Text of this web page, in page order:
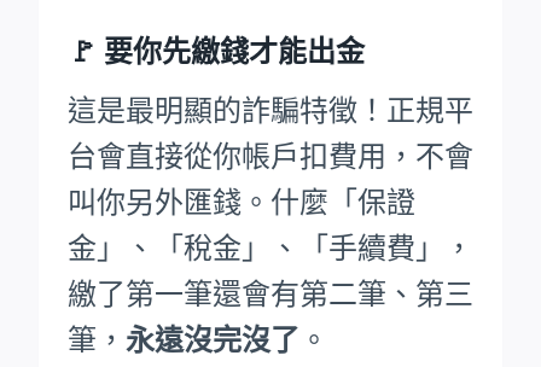
🚩 要你先繳錢才能出金
這是最明顯的詐騙特徵！正規平
台會直接從你帳戶扣費用，不會
叫你另外匯錢。什麼「保證
金」、「稅金」、「手續費」，
繳了第一筆還會有第二筆、第三
筆， 永遠沒完沒了 。